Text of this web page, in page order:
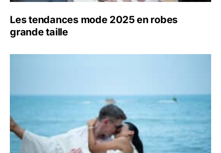
Les tendances mode 2025 en robes
grande taille